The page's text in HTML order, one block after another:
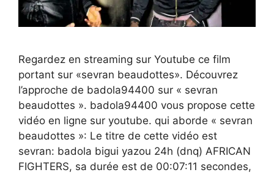
Regardez en streaming sur Youtube ce film
portant sur «sevran beaudottes». Découvrez
l’approche de badola94400 sur « sevran
beaudottes ». badola94400 vous propose cette
vidéo en ligne sur youtube. qui aborde « sevran
beaudottes »: Le titre de cette vidéo est
sevran: badola bigui yazou 24h (dnq) AFRICAN
FIGHTERS, sa durée est de 00:07:11 secondes,